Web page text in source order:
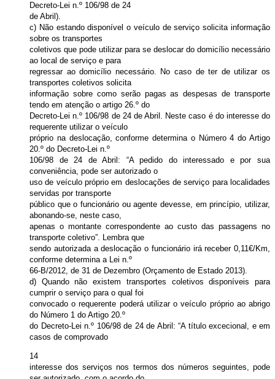
Decreto-Lei n.º 106/98 de 24
de Abril).
c) Não estando disponível o veículo de serviço solicita informação
sobre os transportes
coletivos que pode utilizar para se deslocar do domicílio necessário
ao local de serviço e para
regressar ao domicílio necessário. No caso de ter de utilizar os
transportes coletivos solicita
informação sobre como serão pagas as despesas de transporte
tendo em atenção o artigo 26.º do
Decreto-Lei n.º 106/98 de 24 de Abril. Neste caso é do interesse do
requerente utilizar o veículo
próprio na deslocação, conforme determina o Número 4 do Artigo
20.º do Decreto-Lei n.º
106/98 de 24 de Abril: “A pedido do interessado e por sua
conveniência, pode ser autorizado o
uso de veículo próprio em deslocações de serviço para localidades
servidas por transporte
público que o funcionário ou agente devesse, em princípio, utilizar,
abonando-se, neste caso,
apenas o montante correspondente ao custo das passagens no
transporte coletivo”. Lembra que
sendo autorizada a deslocação o funcionário irá receber 0,11€/Km,
conforme determina a Lei n.º
66-B/2012, de 31 de Dezembro (Orçamento de Estado 2013).
d) Quando não existem transportes coletivos disponíveis para
cumprir o serviço para o qual foi
convocado o requerente poderá utilizar o veículo próprio ao abrigo
do Número 1 do Artigo 20.º
do Decreto-Lei n.º 106/98 de 24 de Abril: “A título excecional, e em
casos de comprovado
14
interesse dos serviços nos termos dos números seguintes, pode